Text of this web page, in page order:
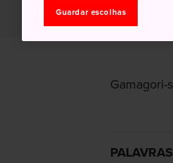
Gamagori-
Guardar escolhas